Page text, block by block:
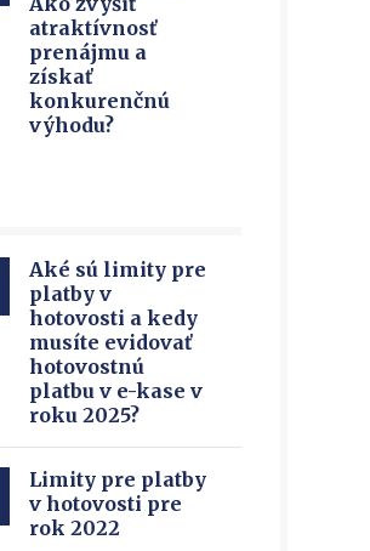
atraktívnosť
prenájmu a
získať
konkurenčnú
výhodu?
Aké sú limity pre
platby v
hotovosti a kedy
musíte evidovať
hotovostnú
platbu v e-kase v
roku 2025?
Limity pre platby
v hotovosti pre
rok 2022